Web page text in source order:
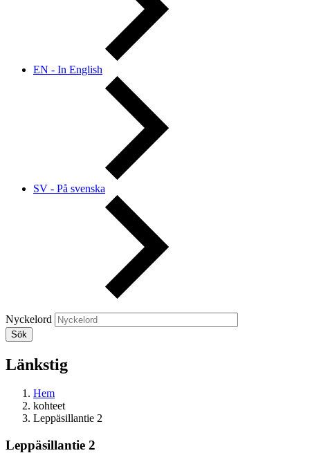
EN - In English
SV - På svenska
Nyckelord
Länkstig
Hem
kohteet
Leppäsillantie 2
Leppäsillantie 2